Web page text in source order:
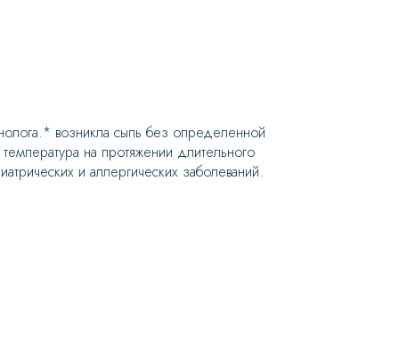
возникла сыпь без определенной
на протяжении длительного
и аллергических заболеваний.